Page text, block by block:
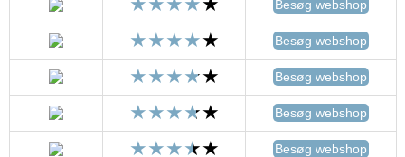
Besøg webshop
Besøg webshop
Besøg webshop
Besøg webshop
Besøg webshop